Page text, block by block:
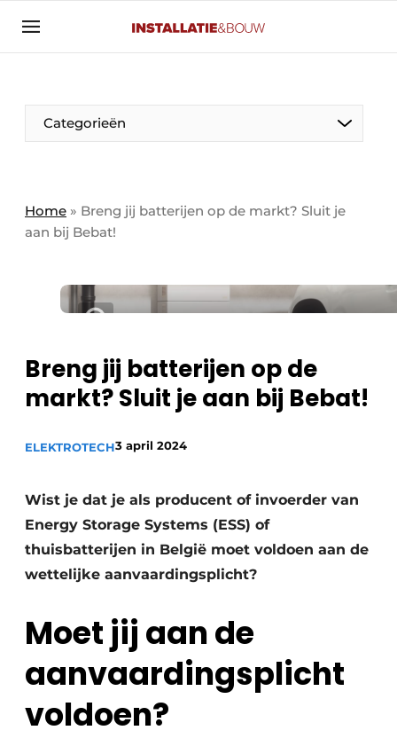
Aanmelden
Banner overzicht
BedrijvenAanmeldenBedankt voor de aanmelding
Contact
Evenement aanmelden
Meest gelezen
Podcasts
Privacy / Cookie statement
Vacature aanmelden
Vacatures
Categorieën
Panelgesprek
HVAC
Binnenklimaat
Brandbeveiliging
Ventilatie
Warmtepompen
Home » Breng jij batterijen op de markt? Sluit je
aan bij Bebat!
Breng jij batterijen op de
markt? Sluit je aan bij Bebat!
ELEKTROTECH3 april 2024
Wist je dat je als producent of invoerder van
Energy Storage Systems (ESS) of
thuisbatterijen in België moet voldoen aan de
wettelijke aanvaardingsplicht?
Moet jij aan de
aanvaardingsplicht
voldoen?